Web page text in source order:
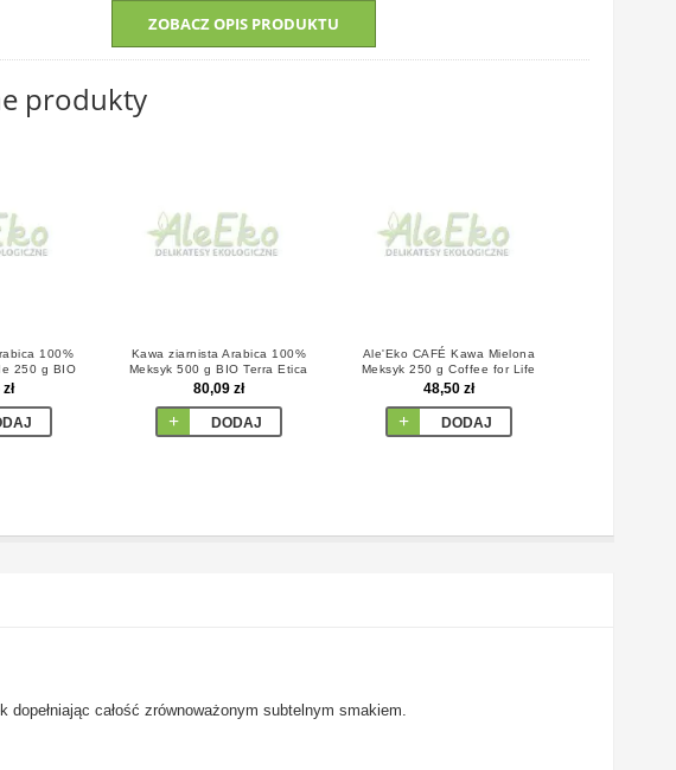
ZOBACZ OPIS PRODUKTU
produkty
100%
250 g BIO
Kawa ziarnista Arabica 100%
Meksyk 500 g BIO Terra Etica
80,09 zł
DODAJ
Ale'Eko CAFÉ Kawa Mielona
Meksyk 250 g Coffee for Life
48,50 zł
DODAJ
całość zrównoważonym subtelnym smakiem.